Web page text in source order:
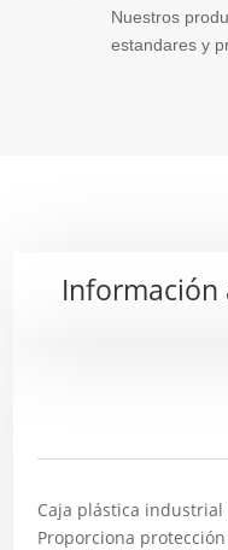
Nuestros
estandares y
Información
Caja plástica industrial
Proporciona